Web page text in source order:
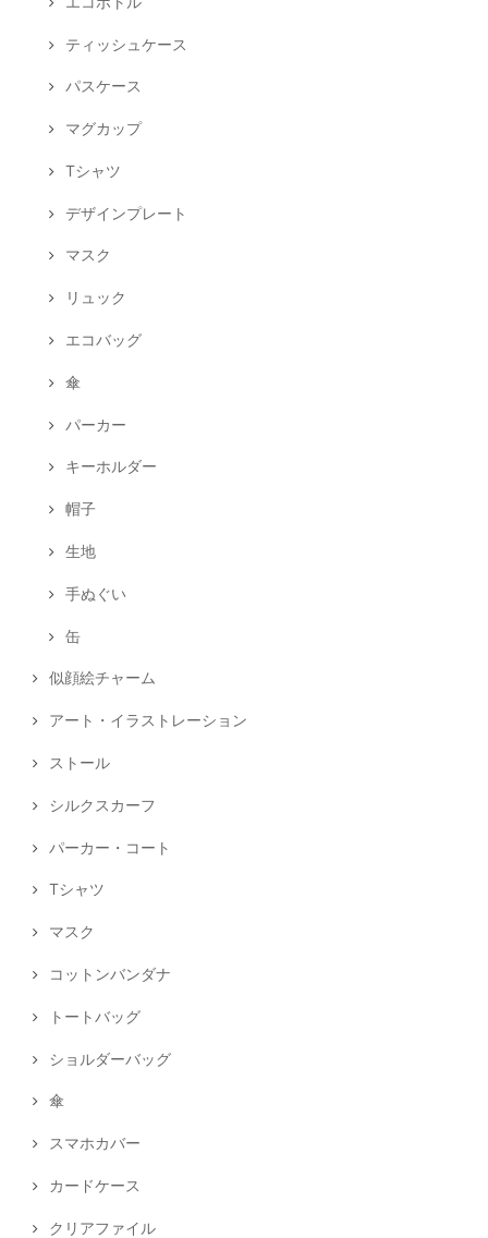
ティッシュケース
パスケース
マグカップ
Tシャツ
デザインプレート
マスク
リュック
エコバッグ
傘
パーカー
キーホルダー
帽子
生地
手ぬぐい
缶
似顔絵チャーム
アート・イラストレーション
ストール
シルクスカーフ
パーカー・コート
Tシャツ
マスク
コットンバンダナ
トートバッグ
ショルダーバッグ
傘
スマホカバー
カードケース
クリアファイル